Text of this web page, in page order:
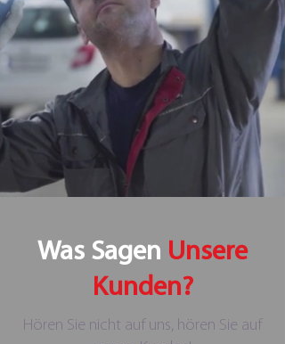
Was Sagen Unsere
Kunden?
Hören Sie nicht auf uns, hören Sie auf